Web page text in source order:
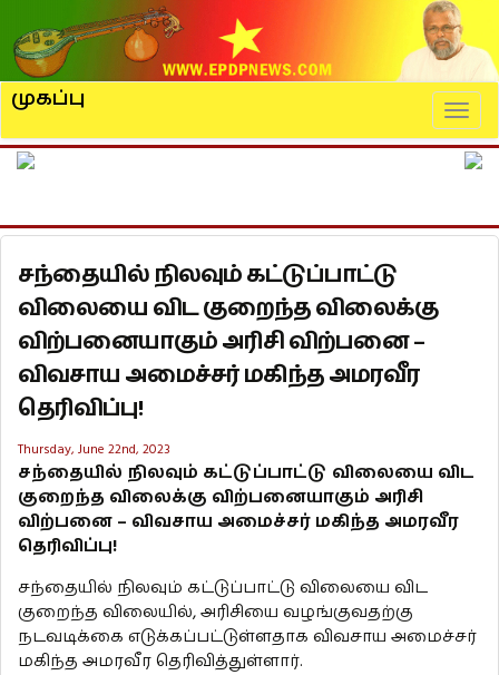
முகப்பு
சந்தையில் நிலவும் கட்டுப்பாட்டு
விலையை விட குறைந்த விலைக்கு
விற்பனையாகும் அரிசி விற்பனை –
விவசாய அமைச்சர் மகிந்த அமரவீர
தெரிவிப்பு!
Thursday, June 22nd, 2023
சந்தையில் நிலவும் கட்டுப்பாட்டு விலையை விட
குறைந்த விலைக்கு விற்பனையாகும் அரிசி
விற்பனை – விவசாய அமைச்சர் மகிந்த அமரவீர
தெரிவிப்பு!
சந்தையில் நிலவும் கட்டுப்பாட்டு விலையை விட
குறைந்த விலையில், அரிசியை வழங்குவதற்கு
நடவடிக்கை எடுக்கப்பட்டுள்ளதாக விவசாய அமைச்சர்
மகிந்த அமரவீர தெரிவித்துள்ளார்.